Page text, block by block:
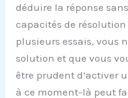
déduire la réponse
capacités de résolution
plusieurs essais, vous
solution et que vous
être prudent d’activer
à ce moment-là peut